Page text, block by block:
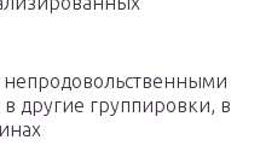
непродовольственными
другие группировки, в